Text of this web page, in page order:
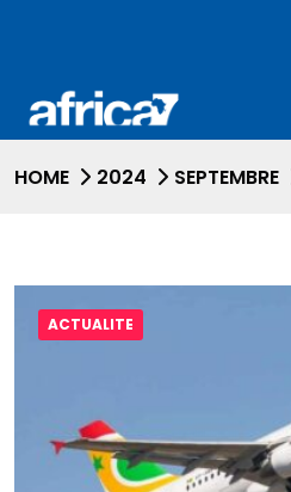
HOME 2024 SEPTEMBRE
ACTUALITE